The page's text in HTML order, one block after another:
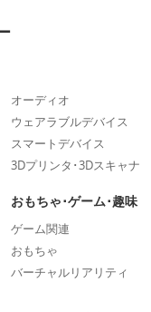
オーディオ
ウェアラブルデバイス
スマートデバイス
3Dプリンタ･3Dスキャナ
おもちゃ･ゲーム･趣味
ゲーム関連
おもちゃ
バーチャルリアリティ